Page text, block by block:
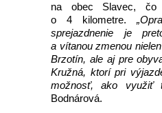
na obec Slavec, čo
o 4 kilometre.
sprejazdnenie je
a vítanou zmenou
Brzotín, ale aj pre
Kružná, ktorí pri
možnosť, ako využiť
Bodnárová.